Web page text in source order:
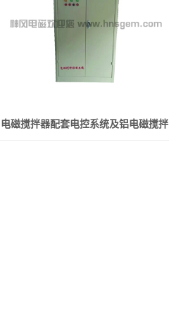
电磁搅拌器配套电控系统及铝电磁搅拌